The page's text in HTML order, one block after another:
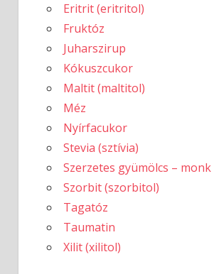
Eritrit (eritritol)
Fruktóz
Juharszirup
Kókuszcukor
Maltit (maltitol)
Méz
Nyírfacukor
Stevia (sztívia)
Szerzetes gyümölcs –
Szorbit (szorbitol)
Tagatóz
Taumatin
Xilit (xilitol)